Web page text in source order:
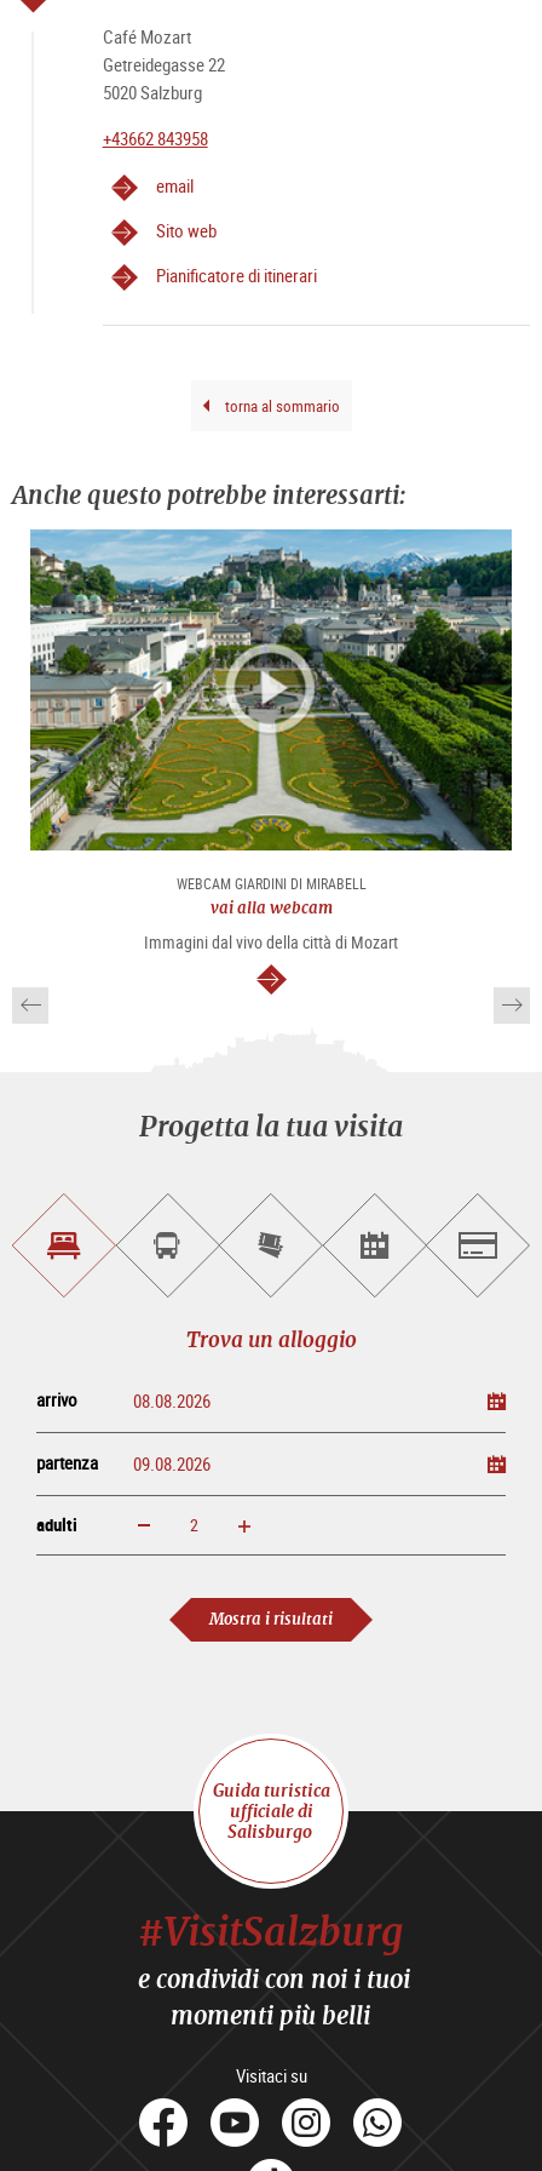
Spazi e informazioni per gruppi
Posti a sedere per stanza: 50/50
Gruppi benvenuti
Ulteriori caratteristiche
Adatto ai bambini
Accessibile
Animali domestici ammessi
Café Mozart
Getreidegasse 22
5020 Salzburg
+43662 843958
email
Sito web
Pianificatore di itinerari
torna al sommario
Anche questo potrebbe interessarti:
WEBCAM GIARDINI DI MIRABELL
vai alla webcam
Immagini dal vivo della città di Mozart
segue
Progetta la tua visita
Trova
un
alloggio
Prenota
un
sightseeing
Compra
biglietti
Trova
gli
eventi
Trova un alloggio
arrivo
partenza
adulti ingrandisci diminuisci
Mostra i risultati
Guida turistica
ufficiale di
Salisburgo
#VisitSalzburg
e condividi con noi i tuoi
momenti più belli
Visitaci su
facebook
YoutubeInstagram